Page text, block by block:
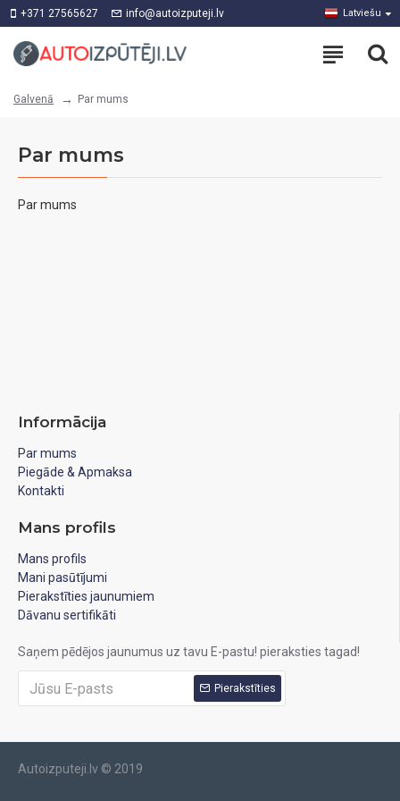
+371 27565627 info@autoizputeji.lv Latviešu
Galvenā Par mums
Par mums
Par mums
Informācija
Par mums
Piegāde & Apmaksa
Kontakti
Mans profils
Mans profils
Mani pasūtījumi
Pierakstīties jaunumiem
Dāvanu sertifikāti
Saņem pēdējos jaunumus uz tavu E-pastu! pieraksties tagad!
Pierakstīties
Autoizputeji.lv © 2019